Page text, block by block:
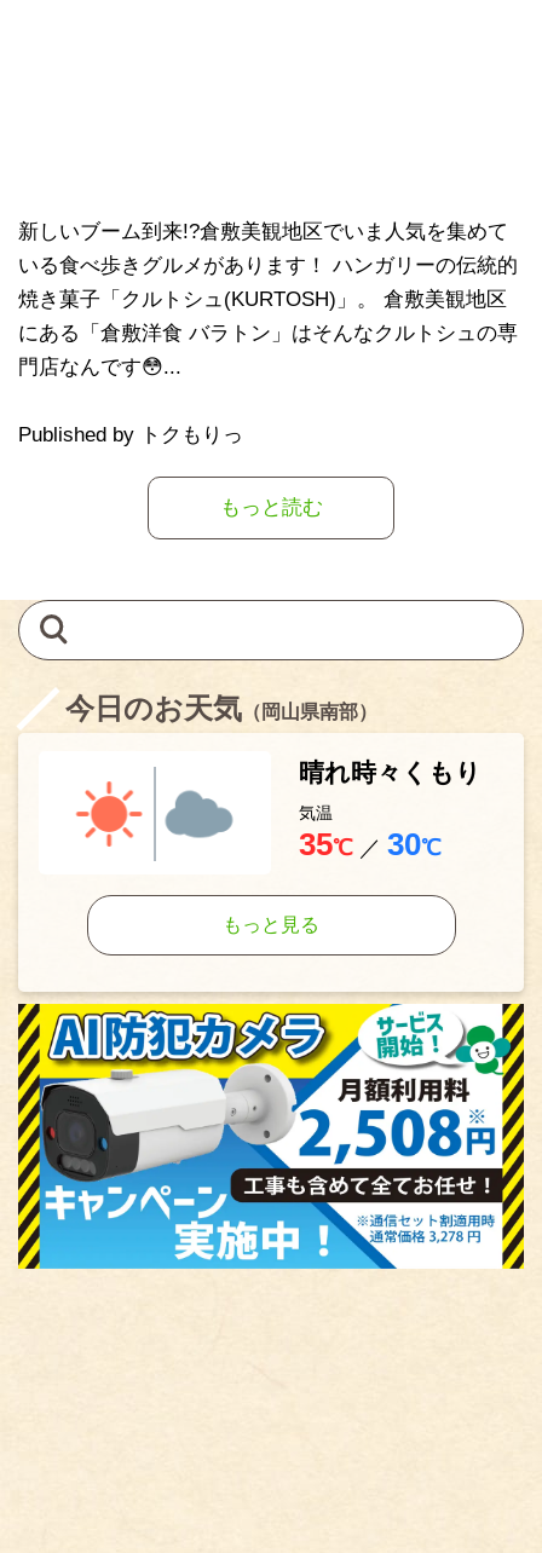
新しいブーム到来!?倉敷美観地区でいま人気を集めて
いる食べ歩きグルメがあります！ ハンガリーの伝統的
焼き菓子「クルトシュ(KURTOSH)」。 倉敷美観地区
にある「倉敷洋食 バラトン」はそんなクルトシュの専
門店なんです😳...
Published by トクもりっ
もっと読む
今日のお天気 （岡山県南部）
晴れ時々くもり
気温
35℃ ／ 30℃
もっと見る